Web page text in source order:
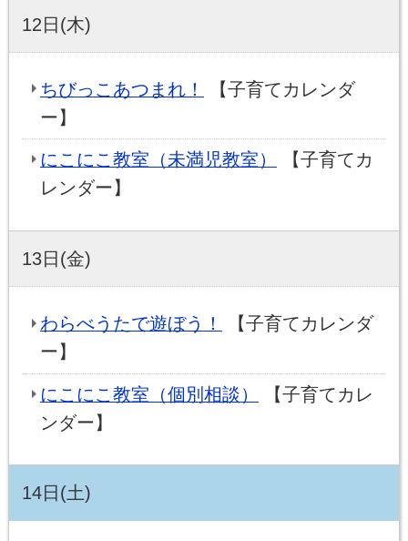
12日(木)
ちびっこあつまれ！
【子育てカレンダ
ー】
にこにこ教室（未満児教室）
【子育てカ
レンダー】
13日(金)
わらべうたで遊ぼう！
【子育てカレンダ
ー】
にこにこ教室（個別相談）
【子育てカレ
ンダー】
14日(土)